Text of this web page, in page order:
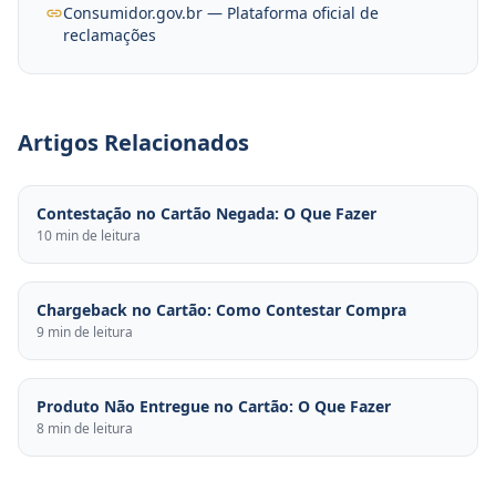
Consumidor.gov.br — Plataforma oficial de
reclamações
Artigos Relacionados
Contestação no Cartão Negada: O Que Fazer
10 min de leitura
Chargeback no Cartão: Como Contestar Compra
9 min de leitura
Produto Não Entregue no Cartão: O Que Fazer
8 min de leitura